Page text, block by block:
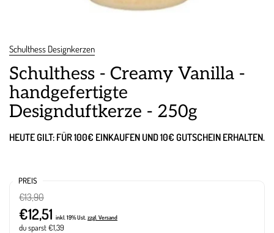
Schulthess Designkerzen
Schulthess - Creamy Vanilla -
handgefertigte
Designduftkerze - 250g
HEUTE GILT: FÜR 100€ EINKAUFEN UND 10€ GUTSCHEIN ERHALTEN.
PREIS
€12,51 inkl. 19% Ust. zzgl. Versand
€13,90
du sparst €1,39